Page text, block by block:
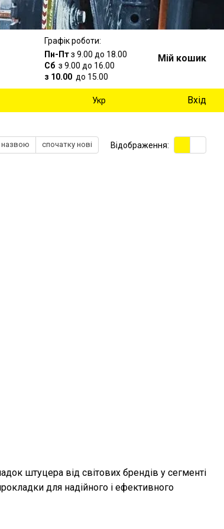
Графік роботи:
Пн-Птз 9.00 до 18.00
Сб з 9.00 до 16.00
з 10.00 до 15.00
Мій кошик
Укр Вхід
назвою спочатку нові Відображення:
штуцера від світових брендів у сегменті
для надійного і ефективного